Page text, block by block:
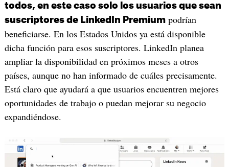
todos, en este caso solo los usuarios que sean
suscriptores de LinkedIn Premiumpodrían
beneficiarse. En los Estados Unidos ya está disponible
dicha función para esos suscriptores. LinkedIn planea
ampliar la disponibilidad en próximos meses a otros
países, aunque no han informado de cuáles precisamente.
Está claro que ayudará a que usuarios encuentren mejores
oportunidades de trabajo o puedan mejorar su negocio
expandiéndose.